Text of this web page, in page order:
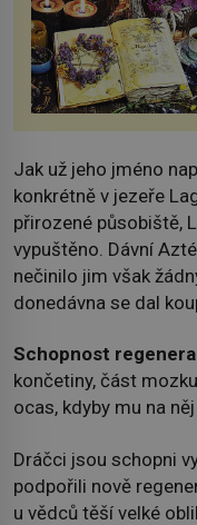
Jak už jeho jméno
konkrétně v jezeře
přirozené působiště,
vypuštěno. Dávní
nečinilo jim však
donedávna se dal
Schopnost
končetiny, část
ocas, kdyby mu na
Dráčci jsou schopni
podpořili nově
u vědců těší velké